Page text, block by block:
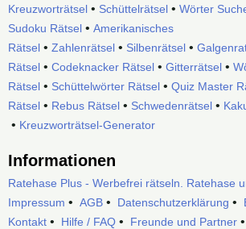
Kreuzworträtsel • Schüttelrätsel • Wörter
Sudoku Rätsel • Amerikanisches
Rätsel • Zahlenrätsel • Silbenrätsel •
Rätsel • Codeknacker Rätsel • Gitterrätsel •
Rätsel • Schüttelwörter Rätsel • Quiz Master
Rätsel • Rebus Rätsel • Schwedenrätsel •
• Kreuzworträtsel-Generator
Informationen
Ratehase Plus - Werbefrei rätseln. Ratehase
Impressum • AGB • Datenschutzerklärung •
Kontakt • Hilfe / FAQ • Freunde und Partner •